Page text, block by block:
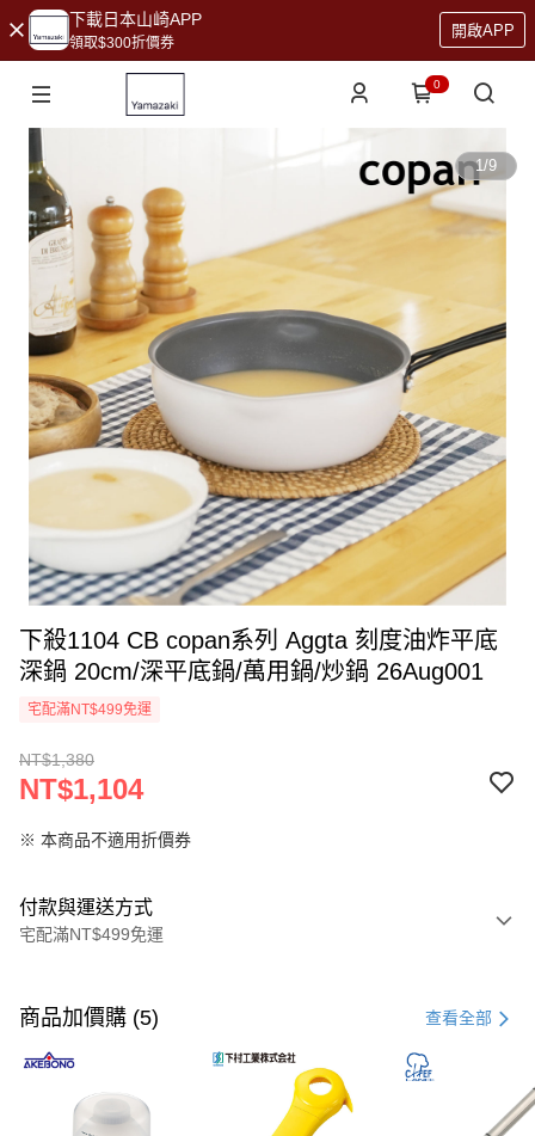
下載日本山崎APP
領取$300折價券
開啟APP
0
1/9
下殺1104 CB copan系列 Aggta 刻度油炸平底
深鍋 20cm/深平底鍋/萬用鍋/炒鍋 26Aug001
宅配滿NT$499免運
NT$1,380
NT$1,104
※ 本商品不適用折價券
付款與運送方式
宅配滿NT$499免運
信用卡一次付款
LINE Pay
Apple Pay
商品加價購 (5) 查看全部